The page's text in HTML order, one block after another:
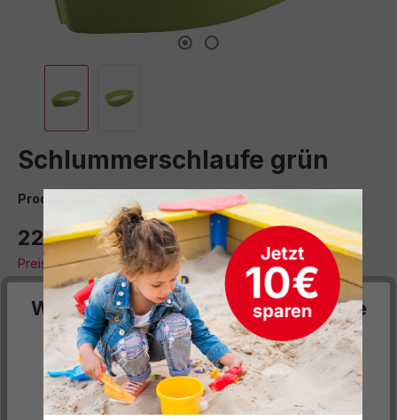
Schlummerschlaufe grün
Produktnummer: 551304
225,00 €*
Preise inkl. MwSt. zzgl. Versand- bzw. Frachtkosten
auswählen
grün(Diese Option ist zurzeit nicht verfügbar.)
Wir respektieren deine Privatsphäre
Diese Website verwendet Cookies, um Ihnen die
bestmögliche Funktionalität bieten zu können...
Mehr
Informationen .